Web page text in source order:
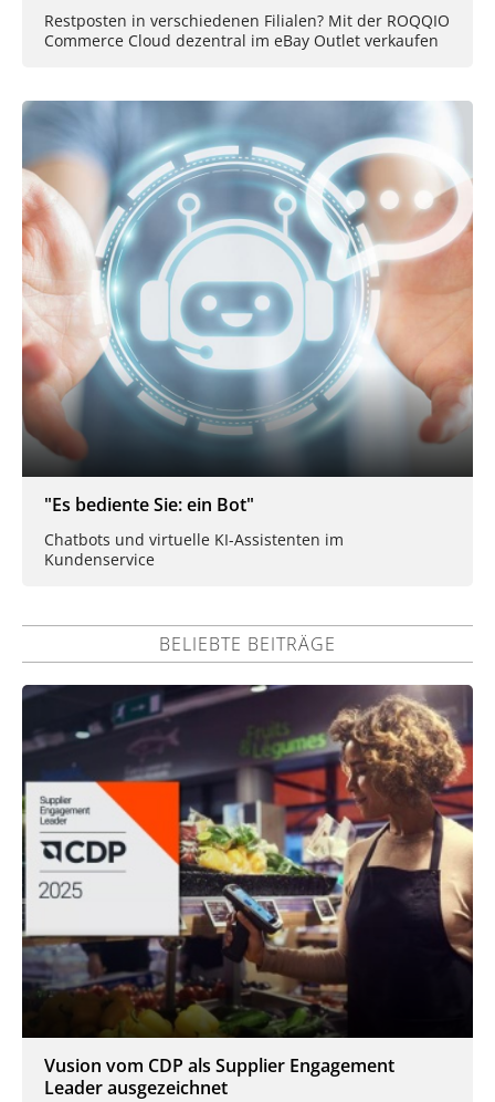
Restposten in verschiedenen Filialen? Mit der ROQQIO
Commerce Cloud dezentral im eBay Outlet verkaufen
"Es bediente Sie: ein Bot"
Chatbots und virtuelle KI-Assistenten im
Kundenservice
BELIEBTE BEITRÄGE
Vusion vom CDP als Supplier Engagement
Leader ausgezeichnet